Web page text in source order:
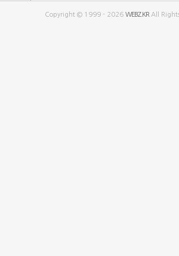
Copyright © 1999 - 2026WEBZ.KR All